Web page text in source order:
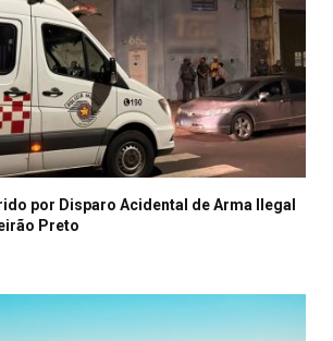
por Disparo Acidental de Arma Ilegal
Preto